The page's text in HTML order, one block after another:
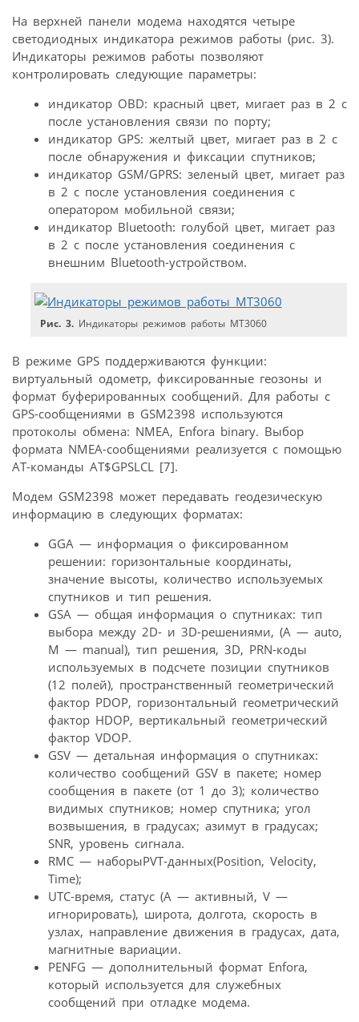
На верхней панели модема находятся четыре
светодиодных индикатора режимов работы (рис. 3).
Индикаторы режимов работы позволяют
контролировать следующие параметры:
индикатор OBD: красный цвет, мигает раз в 2 с
после установления связи по порту;
индикатор GPS: желтый цвет, мигает раз в 2 с
после обнаружения и фиксации спутников;
индикатор GSM/GPRS: зеленый цвет, мигает раз
в 2 с после установления соединения с
оператором мобильной связи;
индикатор Bluetooth: голубой цвет, мигает раз
в 2 с после установления соединения с
внешним Bluetooth-устройством.
Рис. 3. Индикаторы режимов работы МТ3060
В режиме GPS поддерживаются функции:
виртуальный одометр, фиксированные геозоны и
формат буферированных сообщений. Для работы с
GPS-сообщениями в GSM2398 используются
протоколы обмена: NMEA, Enfora binary. Выбор
формата NMEA-сообщениями реализуется с помощью
АТ-команды AT$GPSLCL [7].
Модем GSM2398 может передавать геодезическую
информацию в следующих форматах:
GGA — информация о фиксированном
решении: горизонтальные координаты,
значение высоты, количество используемых
спутников и тип решения.
GSA — общая информация о спутниках: тип
выбора между 2D- и 3D-решениями, (A — auto,
M — manual), тип решения, 3D, PRN-коды
используемых в подсчете позиции спутников
(12 полей), пространственный геометрический
фактор PDOP, горизонтальный геометрический
фактор HDOP, вертикальный геометрический
фактор VDOP.
GSV — детальная информация о спутниках:
количество сообщений GSV в пакете; номер
сообщения в пакете (от 1 до 3); количество
видимых спутников; номер спутника; угол
возвышения, в градусах; азимут в градусах;
SNR, уровень сигнала.
RMC — наборыPVT-данных(Position, Velocity,
Time);
UTC-время, статус (А — активный, V —
игнорировать), широта, долгота, скорость в
узлах, направление движения в градусах, дата,
магнитные вариации.
PENFG — дополнительный формат Enfora,
который используется для служебных
сообщений при отладке модема.